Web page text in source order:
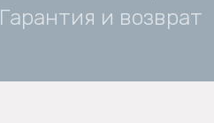
Гарантия и возврат